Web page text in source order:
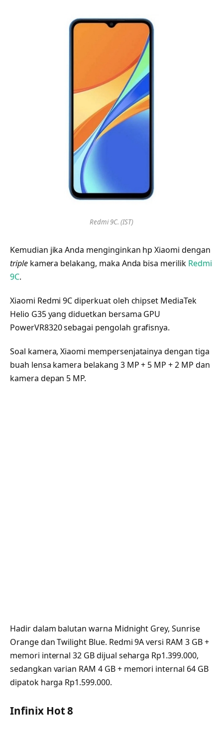
Redmi 9C. (IST)
Kemudian jika Anda menginginkan hp Xiaomi dengan
triplekamera belakang, maka Anda bisa merilik Redmi
9C.
Xiaomi Redmi 9C diperkuat oleh chipset MediaTek
Helio G35 yang diduetkan bersama GPU
PowerVR8320 sebagai pengolah grafisnya.
Soal kamera, Xiaomi mempersenjatainya dengan tiga
buah lensa kamera belakang 3 MP + 5 MP + 2 MP dan
kamera depan 5 MP.
Hadir dalam balutan warna Midnight Grey, Sunrise
Orange dan Twilight Blue. Redmi 9A versi RAM 3 GB +
memori internal 32 GB dijual seharga Rp1.399.000,
sedangkan varian RAM 4 GB + memori internal 64 GB
dipatok harga Rp1.599.000.
Infinix Hot 8